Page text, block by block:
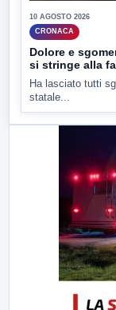
10 AGOSTO 2026
CRONACA
Dolore e
si stringe alla
Ha lasciato tutti
statale...